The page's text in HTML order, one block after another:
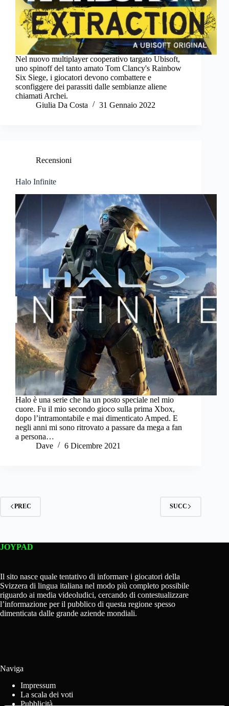
Nel nuovo multiplayer cooperativo targato Ubisoft,
uno spinoff del tanto amato Tom Clancy's Rainbow
Six Siege, i giocatori devono combattere e
sconfiggere dei parassiti dalle sembianze aliene
chiamati Archei.
Giulia Da Costa
31 Gennaio 2022
Recensioni
Halo Infinite
Halo è una serie che ha un posto speciale nel mio
cuore. Fu il mio secondo gioco sulla prima Xbox,
dopo l’intramontabile e mai dimenticato Amped. E
negli anni mi sono ritrovato a passare da mega a fan
a persona…
Dave
6 Dicembre 2021
PREC SUCC
JOYPAD
Il sito nasce quale tentativo di informare i giocatori della
Svizzera di lingua italiana nel modo più completo possibile
riguardo ai media videoludici, cercando di contestualizzare
l’informazione per il pubblico di questa regione spesso
dimenticata dalle grande aziende mondiali.
Naviga
Impressum
La scala dei voti
Pubblicità